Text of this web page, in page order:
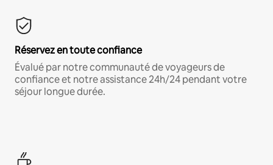
Réservez en toute confiance
Évalué par notre communauté de voyageurs de
confiance et notre assistance 24h/24 pendant votre
séjour longue durée.